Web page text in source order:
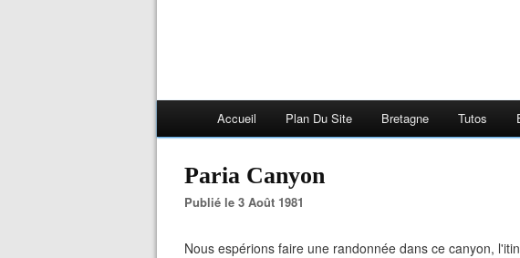
Accueil Plan Du Site Bretagne Tutos
Paria Canyon
Publié le 3 Août 1981
Nous espérions faire une randonnée dans ce canyon,